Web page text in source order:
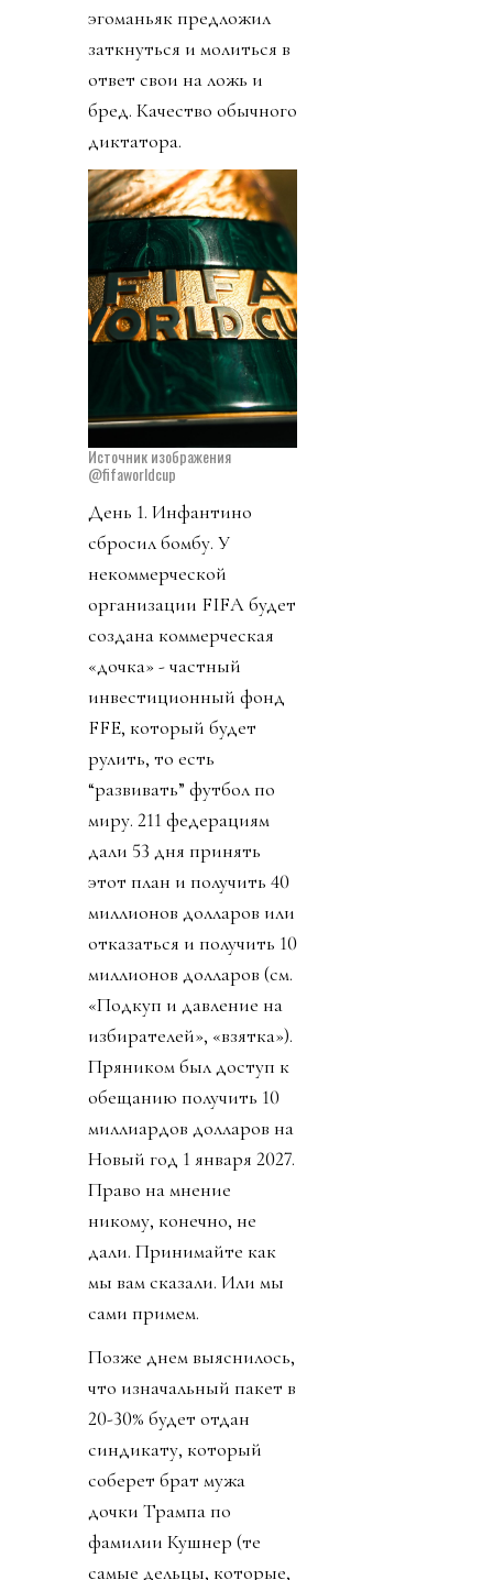
эгоманьяк предложил
заткнуться и молиться в
ответ свои на ложь и
бред. Качество обычного
диктатора.
Источник изображения
@fifaworldcup
День 1. Инфантино
сбросил бомбу. У
некоммерческой
организации FIFA будет
создана коммерческая
«дочка» - частный
инвестиционный фонд
FFE, который будет
рулить, то есть
“развивать” футбол по
миру. 211 федерациям
дали 53 дня принять
этот план и получить 40
миллионов долларов или
отказаться и получить 10
миллионов долларов (см.
«Подкуп и давление на
избирателей», «взятка»).
Пряником был доступ к
обещанию получить 10
миллиардов долларов на
Новый год 1 января 2027.
Право на мнение
никому, конечно, не
дали. Принимайте как
мы вам сказали. Или мы
сами примем.
Позже днем выяснилось,
что изначальный пакет в
20-30% будет отдан
синдикату, который
соберет брат мужа
дочки Трампа по
фамилии Кушнер (те
самые дельцы, которые,